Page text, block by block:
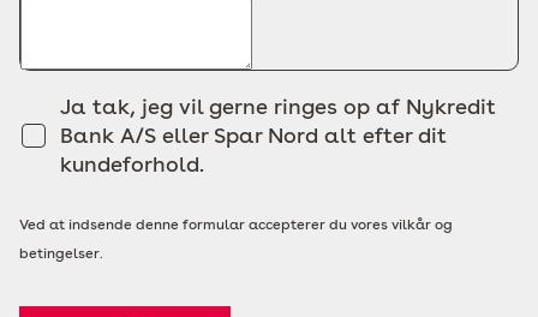
Ja tak, jeg vil gerne ringes op af Nykredit
Bank A/S eller Spar Nord alt efter dit
kundeforhold.
Ved at indsende denne formular accepterer du vores vilkår og
betingelser.